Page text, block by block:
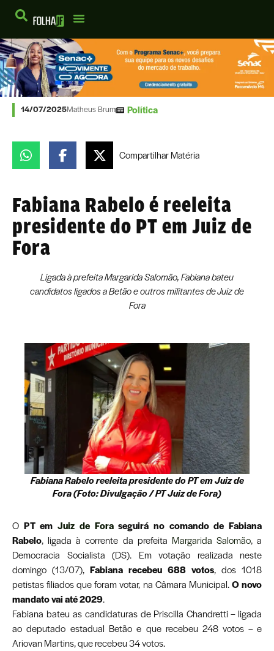
14/07/2025Matheus Brum Política
CompartilharMatéria
Fabiana Rabelo é reeleita
presidente do PT em Juiz de
Fora
Ligada à prefeita Margarida Salomão, Fabiana bateu
candidatos ligados a Betão e outros militantes de Juiz de
Fora
Fabiana Rabelo reeleita presidente do PT em Juiz de
Fora (Foto: Divulgação / PT Juiz de Fora)
O PT emJuiz de Foraseguirá no comando de Fabiana
Rabelo, ligada à corrente da prefeita Margarida Salomão, a
Democracia Socialista (DS). Em votação realizada neste
domingo (13/07), Fabiana recebeu 688 votos, dos 1018
petistas filiados que foram votar, na Câmara Municipal.O novo
mandato vai até 2029.
Fabiana bateu as candidaturas de Priscilla Chandretti – ligada
ao deputado estadual Betão e que recebeu 248 votos – e
Ariovan Martins, que recebeu 34 votos.